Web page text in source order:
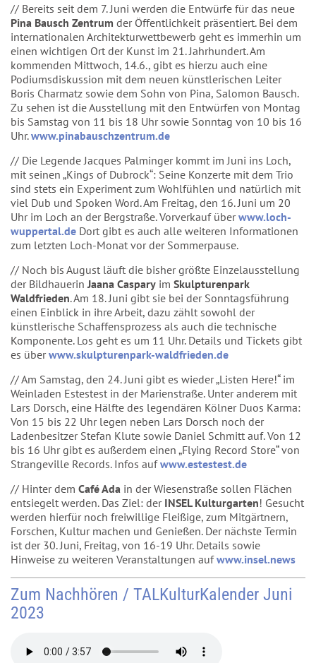
// Bereits seit dem 7. Juni werden die Entwürfe für das neue
Pina Bausch Zentrum der Öffentlichkeit präsentiert. Bei dem
internationalen Architekturwettbewerb geht es immerhin um
einen wichtigen Ort der Kunst im 21. Jahrhundert. Am
kommenden Mittwoch, 14.6., gibt es hierzu auch eine
Podiumsdiskussion mit dem neuen künstlerischen Leiter
Boris Charmatz sowie dem Sohn von Pina, Salomon Bausch.
Zu sehen ist die Ausstellung mit den Entwürfen von Montag
bis Samstag von 11 bis 18 Uhr sowie Sonntag von 10 bis 16
Uhr.www.pinabauschzentrum.de
// Die Legende Jacques Palminger kommt im Juni ins Loch,
mit seinen „Kings of Dubrock“: Seine Konzerte mit dem Trio
sind stets ein Experiment zum Wohlfühlen und natürlich mit
viel Dub und Spoken Word. Am Freitag, den 16. Juni um 20
Uhr im Loch an der Bergstraße. Vorverkauf überwww.loch-
wuppertal.de Dort gibt es auch alle weiteren Informationen
zum letzten Loch-Monat vor der Sommerpause.
// Noch bis August läuft die bisher größte Einzelausstellung
der Bildhauerin Jaana Caspary im Skulpturenpark
Waldfrieden. Am 18. Juni gibt sie bei der Sonntagsführung
einen Einblick in ihre Arbeit, dazu zählt sowohl der
künstlerische Schaffensprozess als auch die technische
Komponente. Los geht es um 11 Uhr. Details und Tickets gibt
es überwww.skulpturenpark-waldfrieden.de
// Am Samstag, den 24. Juni gibt es wieder „Listen Here!“ im
Weinladen Estestest in der Marienstraße. Unter anderem mit
Lars Dorsch, eine Hälfte des legendären Kölner Duos Karma:
Von 15 bis 22 Uhr legen neben Lars Dorsch noch der
Ladenbesitzer Stefan Klute sowie Daniel Schmitt auf. Von 12
bis 16 Uhr gibt es außerdem einen „Flying Record Store“ von
Strangeville Records. Infos aufwww.estestest.de
// Hinter dem Café Ada in der Wiesenstraße sollen Flächen
entsiegelt werden. Das Ziel: der INSEL Kulturgarten! Gesucht
werden hierfür noch freiwillige Fleißige, zum Mitgärtnern,
Forschen, Kultur machen und Genießen. Der nächste Termin
ist der 30. Juni, Freitag, von 16-19 Uhr. Details sowie
Hinweise zu weiteren Veranstaltungen aufwww.insel.news
Zum Nachhören / TALKulturKalender Juni
2023